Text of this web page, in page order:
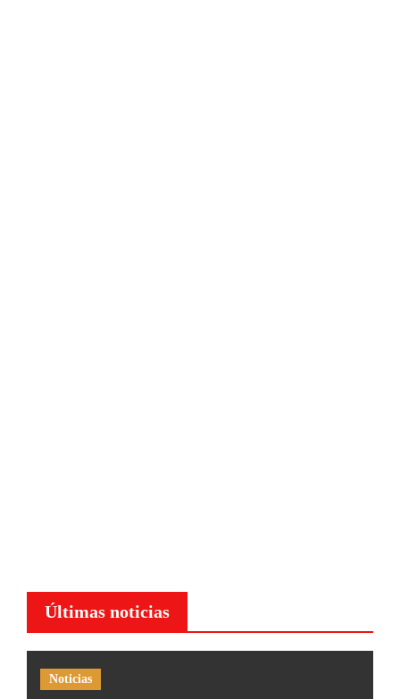
Últimas noticias
Noticias